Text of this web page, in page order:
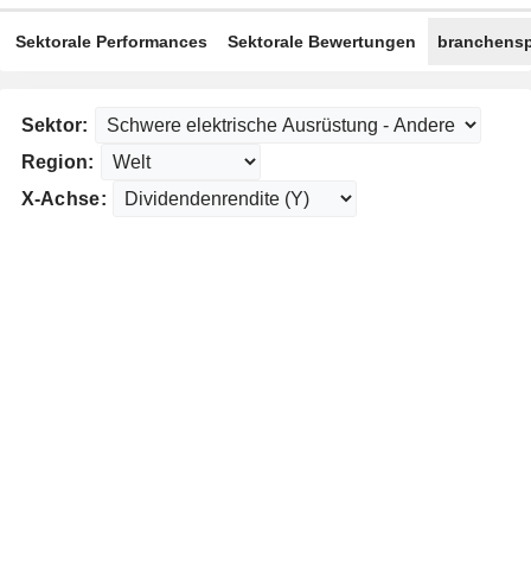
Sektorale Performances Sektorale Bewertungen
Sektor:
Region:
X-Achse: